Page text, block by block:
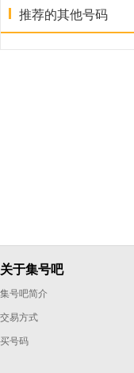
推荐的其他号码
关于集号吧
集号吧简介
交易方式
买号码